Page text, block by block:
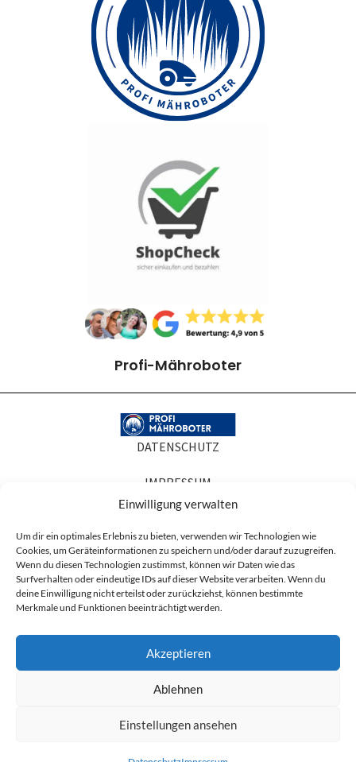
Einwilligung verwalten
Um dir ein optimales Erlebnis zu bieten, verwenden wir Technologien wie
Cookies, um Geräteinformationen zu speichern und/oder darauf zuzugreifen.
Wenn du diesen Technologien zustimmst, können wir Daten wie das
Surfverhalten oder eindeutige IDs auf dieser Website verarbeiten. Wenn du
deine Einwilligung nicht erteilst oder zurückziehst, können bestimmte
Merkmale und Funktionen beeinträchtigt werden.
Akzeptieren
Ablehnen
Einstellungen ansehen
Profi-Mähroboter
DATENSCHUTZ
IMPRESSUM
AGB
Produktabbildungen dienen der Illustration. Sie können Zubehör oder
Ausstattung zeigen, die nicht zum Lieferumfang gehören, und in Details vom
Artikelbeschreibung.
* Alle Preise sind Nettopreise zzgl. der ges. MwSt. (19%) und ggf. anfallender
Versandkosten.